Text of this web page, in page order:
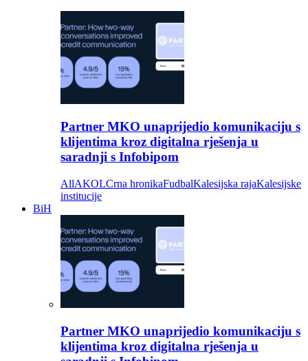
Partner MKO unaprijedio komunikaciju s
klijentima kroz digitalna rješenja u
saradnji s Infobipom
AllAKOLCrna hronikaFudbalKalesijska rajaKalesijske
institucije
BiH
Partner MKO unaprijedio komunikaciju s
klijentima kroz digitalna rješenja u